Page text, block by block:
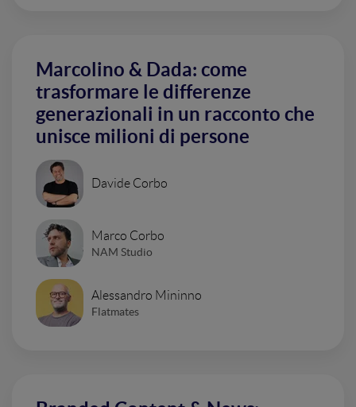
Marcolino & Dada: come
trasformare le differenze
generazionali in un racconto che
unisce milioni di persone
Davide Corbo
Marco Corbo
NAM Studio
Alessandro Mininno
Flatmates